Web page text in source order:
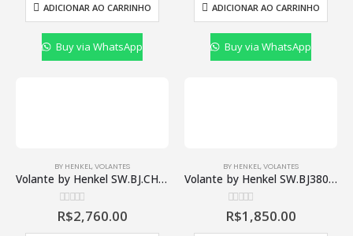
ADICIONAR AO CARRINHO
Buy via WhatsApp
ADICIONAR AO CARRINHO
Buy via WhatsApp
BY HENKEL,VOLANTES
Volante by Henkel SW.BJ.CH.400.RSHL07.2022 GMC
0de 5
R$2,760.00
BY HENKEL,VOLANTES
Volante by Henkel SW.BJ380.RSHL.09.2022
0de 5
R$1,850.00
Política de Frete
LINKS RÁPIDO